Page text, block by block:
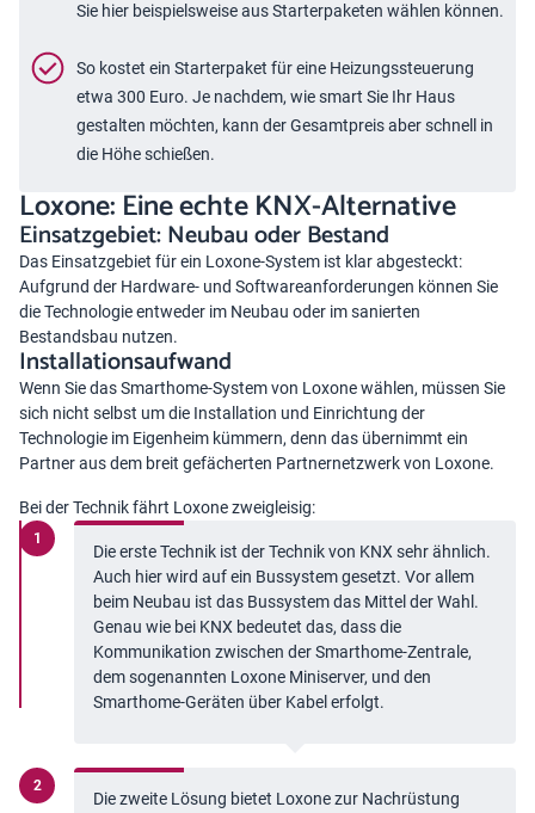
Sie hier beispielsweise aus Starterpaketen wählen können.
So kostet ein Starterpaket für eine Heizungssteuerung
etwa 300 Euro. Je nachdem, wie smart Sie Ihr Haus
gestalten möchten, kann der Gesamtpreis aber schnell in
die Höhe schießen.
Loxone: Eine echte KNX-Alternative
Einsatzgebiet: Neubau oder Bestand
Das Einsatzgebiet für ein Loxone-System ist klar abgesteckt:
Aufgrund der Hardware- und Softwareanforderungen können Sie
die Technologie entweder im Neubau oder im sanierten
Bestandsbau nutzen.
Installationsaufwand
Wenn Sie das Smarthome-System von Loxonewählen, müssen Sie
sich nicht selbst um die Installation und Einrichtung der
Technologie im Eigenheim kümmern, denn das übernimmt ein
Partner aus dem breit gefächerten Partnernetzwerk von Loxone.
Bei der Technik fährt Loxone zweigleisig:
Die erste Technik ist der Technik von KNX sehr ähnlich.
Auch hier wird auf ein Bussystem gesetzt. Vor allem
beim Neubau ist das Bussystem das Mittel der Wahl.
Genau wie bei KNX bedeutet das, dass die
Kommunikation zwischen der Smarthome-Zentrale,
dem sogenannten Loxone Miniserver, und den
Smarthome-Geräten über Kabel erfolgt.
Die zweite Lösung bietet Loxone zur Nachrüstung